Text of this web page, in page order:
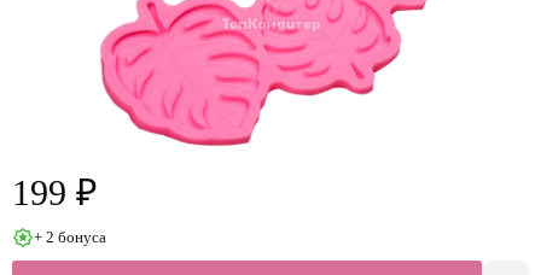
199 ₽
+ 2 бонуса